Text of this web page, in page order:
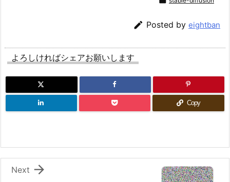
 Posted by eightban
よろしければシェアお願いします
Copy

Next